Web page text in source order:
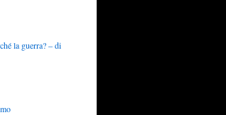
la guerra? – di